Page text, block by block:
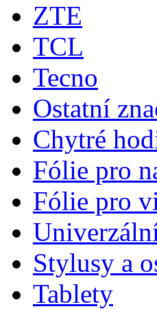
ZTE
TCL
Tecno
Ostatní
Chytré
Fólie pro
Fólie pro
Stylusy a
Tablety